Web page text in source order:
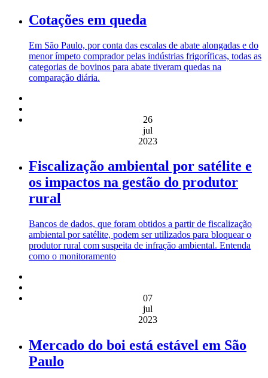
Cotações em queda
Em São Paulo, por conta das escalas de abate alongadas e do
menor ímpeto comprador pelas indústrias frigoríficas, todas as
categorias de bovinos para abate tiveram quedas na
comparação diária.
26
jul
2023
Fiscalização ambiental por satélite e
os impactos na gestão do produtor
rural
Bancos de dados, que foram obtidos a partir de fiscalização
ambiental por satélite, podem ser utilizados para bloquear o
produtor rural com suspeita de infração ambiental. Entenda
como o monitoramento
07
jul
2023
Mercado do boi está estável em São
Paulo